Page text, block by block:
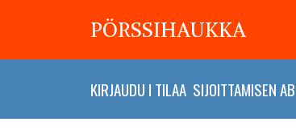
PÖRSSIHAUKKA
KIRJAUDU I TILAA SIJOITTAMISEN